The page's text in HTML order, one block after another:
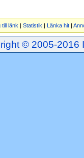
till länk | Statistik | Länka hit|
© 2005-2016